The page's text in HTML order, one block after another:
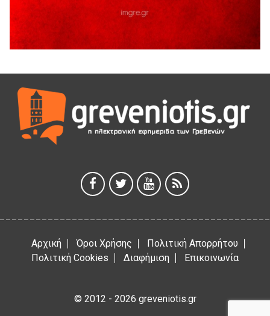
Θερινό Σινεμά στο πλαίσιο του «Πολιτιστικού
Καλοκαιριού 2026» με την βραβευμένη ταινία «Μικρές
Ανάσες».
εξοπλισμού γυμναστηρίου
5 Αυγούστου 2026
ΑΗ ΛΑΟΣ | 5 Αυγούστου | Υπαίθριο Θέατρο “Καστράκι”,
Γρεβενά
5 Αυγούστου 2026
5 Αυγούστου 2026
Αρχική Όροι Χρήσης
Πολιτική Απορρήτου
Πολιτική Cookies
Διαφήμιση Επικοινωνία
© 2012 - 2026 greveniotis.gr